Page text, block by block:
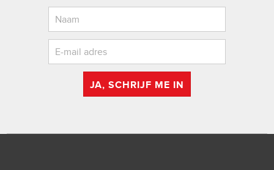
JA, SCHRIJF ME IN